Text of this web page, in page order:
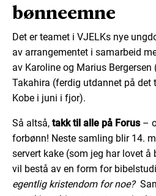
bønneemne
Det er teamet i VJELKs nye
av arrangementet i samarbeid
av Karoline og Marius Bergersen
Takahira (ferdig utdannet på det
Kobe i juni i fjor).
Så altså, takk til alle på Forus–
forbønn! Neste samling blir 14.
servert kake (som jeg har lovet å
vil bestå av en form for
egentlig kristendom for noe?